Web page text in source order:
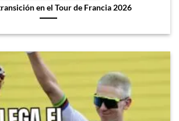
en el Tour de Francia 2026